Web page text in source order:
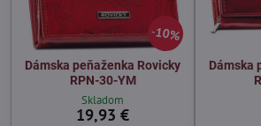
10%
Dámska peňaženka Rovicky
RPN-30-YM
Skladom
19,93 €
Dámska